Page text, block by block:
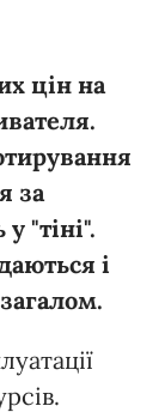
цін на
за
"тіні".
і